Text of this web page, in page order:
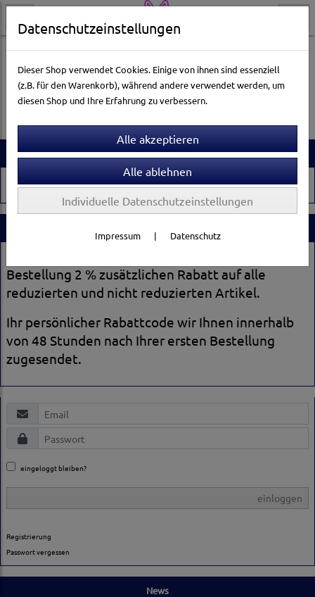
Artikelsuche
Es wurden leider keine Produkte gefunden.
Bestellung 2 % zusätzlichen Rabatt auf alle
reduzierten und nicht reduzierten Artikel.
Ihr persönlicher Rabattcode wir Ihnen innerhalb
von 48 Stunden nach Ihrer ersten Bestellung
zugesendet.
eingeloggt bleiben?
einloggen
Registrierung
Passwort vergessen
News
Datenschutzeinstellungen
Dieser Shop verwendet Cookies. Einige von ihnen sind essenziell
(z.B. für den Warenkorb), während andere verwendet werden, um
diesen Shop und Ihre Erfahrung zu verbessern.
Individuelle Datenschutzeinstellungen
Impressum | Datenschutz